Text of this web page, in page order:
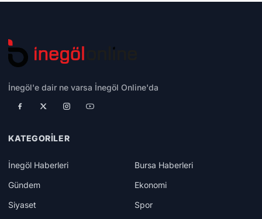
İnegöl'e dair ne varsa İnegöl Online'da
KATEGORILER
İnegöl Haberleri
Bursa Haberleri
Gündem
Ekonomi
Siyaset
Spor